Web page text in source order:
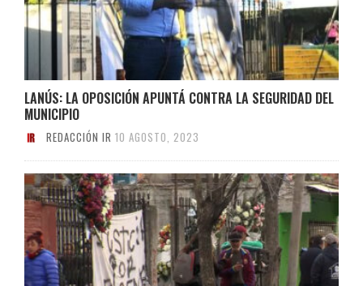
LANÚS: LA OPOSICIÓN APUNTÁ CONTRA LA SEGURIDAD DEL
MUNICIPIO
REDACCIÓN IR 10 AGOSTO, 2023